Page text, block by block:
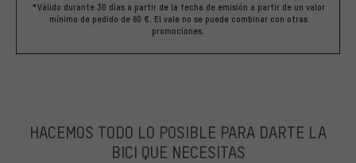
*Válido durante 30 días a partir de la fecha de emisión a partir de un valor
mínimo de pedido de 60 €. El vale no se puede combinar con otras
promociones.
HACEMOS TODO LO POSIBLE PARA DARTE LA
BICI QUE NECESITAS